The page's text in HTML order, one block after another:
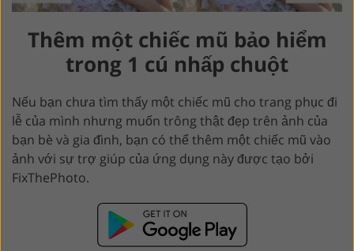
Thêm một chiếc mũ bảo hiểm
trong 1 cú nhấp chuột
Nếu bạn chưa tìm thấy một chiếc mũ cho trang phục đi
lễ của mình nhưng muốn trông thật đẹp trên ảnh của
bạn bè và gia đình, bạn có thể thêm một chiếc mũ vào
ảnh với sự trợ giúp của ứng dụng này được tạo bởi
FixThePhoto.